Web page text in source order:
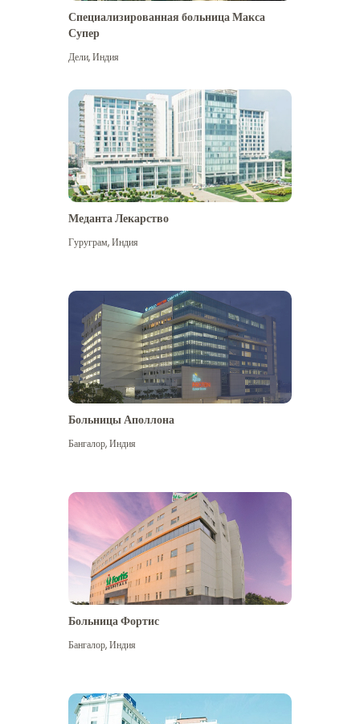
Посмотреть больше
Специализированная больница Макса
Супер
Дели,Индия
Меданта Лекарство
Гуруграм,Индия
Больницы Аполлона
Бангалор,Индия
Больница Фортис
Бангалор,Индия